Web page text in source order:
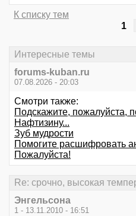
К списку тем
1
Интересные темы
forums-kuban.ru
07.08.2026 - 20:03
Смотри также:
Подскажите, пожалуйста,
Нафтизину...
Зуб мудрости
Помогите расшифровать
Пожалуйста!
Re: срочно, высокая
Энгельсона
1 - 13.11.2010 - 16:51